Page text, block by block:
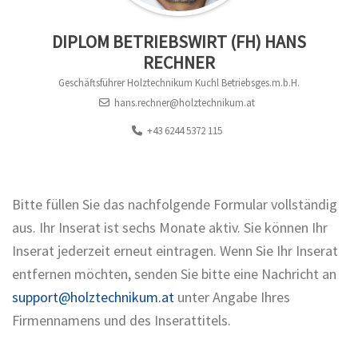
DIPLOM BETRIEBSWIRT (FH) HANS
RECHNER
Geschäftsführer Holztechnikum Kuchl Betriebsges.m.b.H.
hans.rechner@holztechnikum.at
+43 6244 5372 115
Bitte füllen Sie das nachfolgende Formular vollständig
aus. Ihr Inserat ist sechs Monate aktiv. Sie können Ihr
Inserat jederzeit erneut eintragen. Wenn Sie Ihr Inserat
entfernen möchten, senden Sie bitte eine Nachricht an
support@holztechnikum.at unter Angabe Ihres
Firmennamens und des Inserattitels.